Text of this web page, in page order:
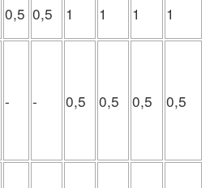
0,5 0,5 1 1 1 1
- - 0,5 0,5 0,5 0,5